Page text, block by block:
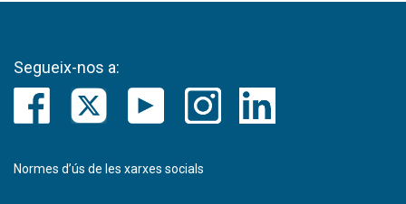
Segueix-nos a:
Normes d’ús de les xarxes socials